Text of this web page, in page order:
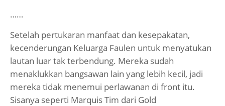
……
Setelah pertukaran manfaat dan kesepakatan,
kecenderungan Keluarga Faulen untuk menyatukan
lautan luar tak terbendung. Mereka sudah
menaklukkan bangsawan lain yang lebih kecil, jadi
mereka tidak menemui perlawanan di front itu.
Sisanya seperti Marquis Tim dari Gold